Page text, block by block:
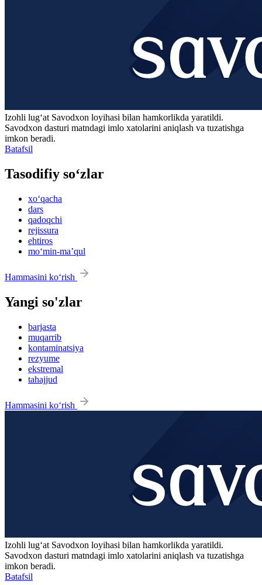
Izohli lugʻat Savodxon loyihasi bilan hamkorlikda yaratildi.
Savodxon dasturi matndagi imlo xatolarini aniqlash va tuzatishga
imkon beradi.
Batafsil
Tasodifiy so‘zlar
xo‘qacha
dars
qadoqchi
rejissura
ehtiros
mo‘min-maʼqul
Hammasini ko‘rish
Yangi so'zlar
barjasta
muqarrib
kontaminatsiya
rezyume
ekstremal
tahajjud
Hammasini ko‘rish
Izohli lugʻat Savodxon loyihasi bilan hamkorlikda yaratildi.
Savodxon dasturi matndagi imlo xatolarini aniqlash va tuzatishga
imkon beradi.
Batafsil